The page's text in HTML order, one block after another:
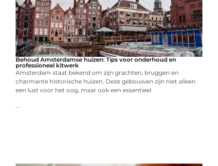
Behoud Amsterdamse huizen: Tips voor onderhoud en
professioneel kitwerk
Amsterdam staat bekend om zijn grachten, bruggen en
charmante historische huizen. Deze gebouwen zijn niet alleen
een lust voor het oog, maar ook een essentieel
...